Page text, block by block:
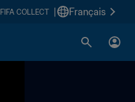
FIFA COLLECT Français